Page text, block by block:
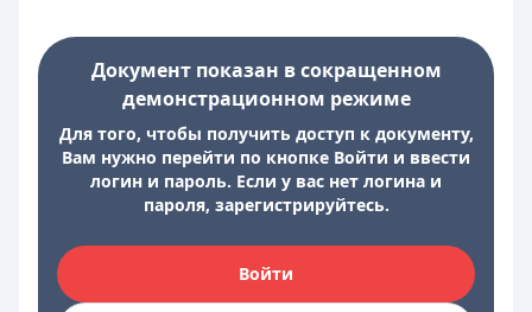
Документ показан в сокращенном
демонстрационном режиме
Для того, чтобы получить доступ к документу,
Вам нужно перейти по кнопке Войти и ввести
логин и пароль. Если у вас нет логина и
пароля, зарегистрируйтесь.
Войти